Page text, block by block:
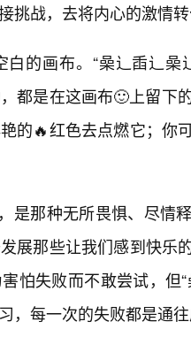
挑战，去将内心的激情转
的画布。“喿辶臿辶喿
都是在这画布🙂上留下
的🔥红色去点燃它；你
是那种无所畏惧、尽情
展那些让我们感到快乐
怕失败而不敢尝试，但
每一次的失败都是通往